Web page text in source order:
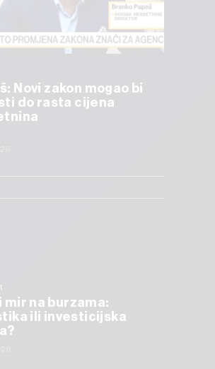
Novi zakon mogao bi
do rasta cijena
mir na burzama:
ili investicijska